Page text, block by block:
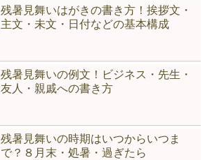
残暑見舞いはがきの書き方！挨拶文・
主文・未文・日付などの基本構成
残暑見舞いの例文！ビジネス・先生・
友人・親戚への書き方
残暑見舞いの時期はいつからいつま
で？８月末・処暑・過ぎたら